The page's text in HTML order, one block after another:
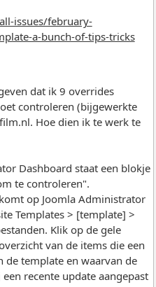
issues/february-
a-bunch-of-tips-tricks
dat ik 9 overrides
controleren (bijgewerkte
Hoe dien ik te werk te
Dashboard staat een blokje
te controleren".
op Joomla Administrator
Templates > [template] >
Klik op de gele
van de items die een
de template en waarvan de
recente update aangepast